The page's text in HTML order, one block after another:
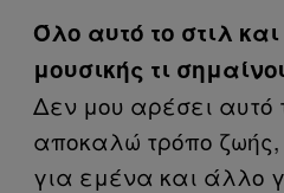
Όλο αυτό το στιλ και
μουσικής τι
Δεν μου αρέσει αυτό
αποκαλώ τρόπο
για εμένα και άλλο